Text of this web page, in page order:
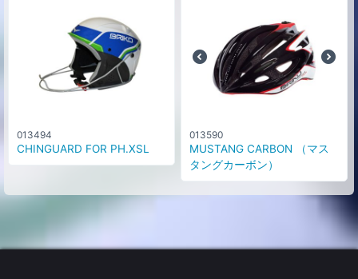
013494
CHINGUARD FOR PH.XSL
013590
MUSTANG CARBON （マス
タングカーボン）